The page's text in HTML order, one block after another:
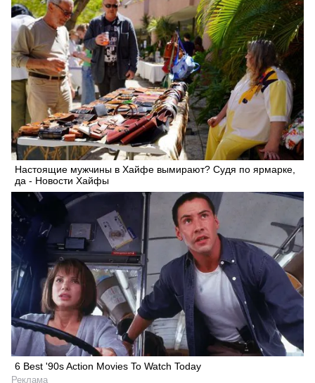
Настоящие мужчины в Хайфе вымирают? Судя по ярмарке,
да - Новости Хайфы
6 Best '90s Action Movies To Watch Today
Реклама